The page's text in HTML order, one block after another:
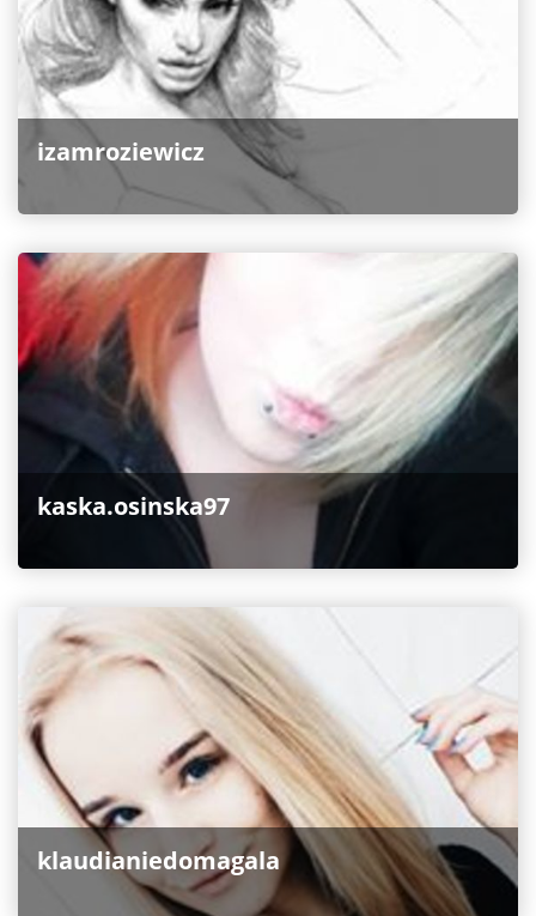
izamroziewicz
kaska.osinska97
klaudianiedomagala